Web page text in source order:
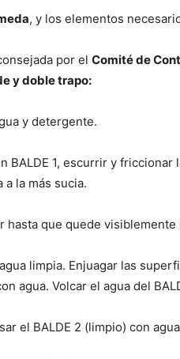
, y los elementos
por el Comité de
y doble trapo:
y detergente.
BALDE 1, escurrir y
a la más sucia.
hasta que quede visiblemente
limpia. Enjuagar las
agua. Volcar el agua del
el BALDE 2 (limpio) con